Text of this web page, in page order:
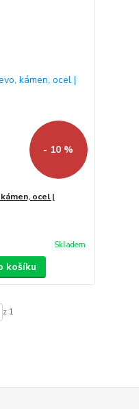
- 10 %
ocel |
Skladem
košíku
z 1